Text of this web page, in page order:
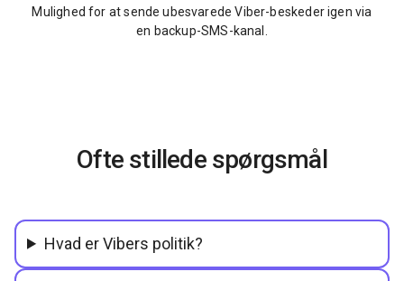
Mulighed for at sende ubesvarede Viber-beskeder igen via
en backup-SMS-kanal.
Ofte stillede spørgsmål
Hvad er Vibers politik?